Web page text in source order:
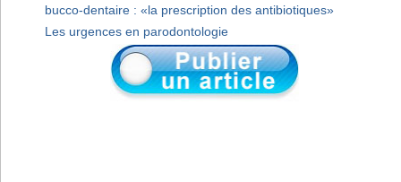
bucco-dentaire : «la prescription des antibiotiques»
Les urgences en parodontologie